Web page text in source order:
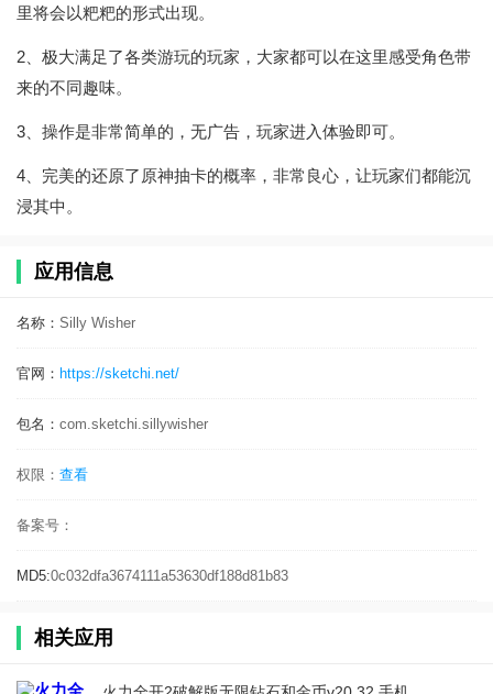
里将会以粑粑的形式出现。
2、极大满足了各类游玩的玩家，大家都可以在这里感受角色带
来的不同趣味。
3、操作是非常简单的，无广告，玩家进入体验即可。
4、完美的还原了原神抽卡的概率，非常良心，让玩家们都能沉
浸其中。
应用信息
名称： Silly Wisher
官网： https://sketchi.net/
包名： com.sketchi.sillywisher
权限： 查看
备案号：
MD5:0c032dfa3674111a53630df188d81b83
相关应用